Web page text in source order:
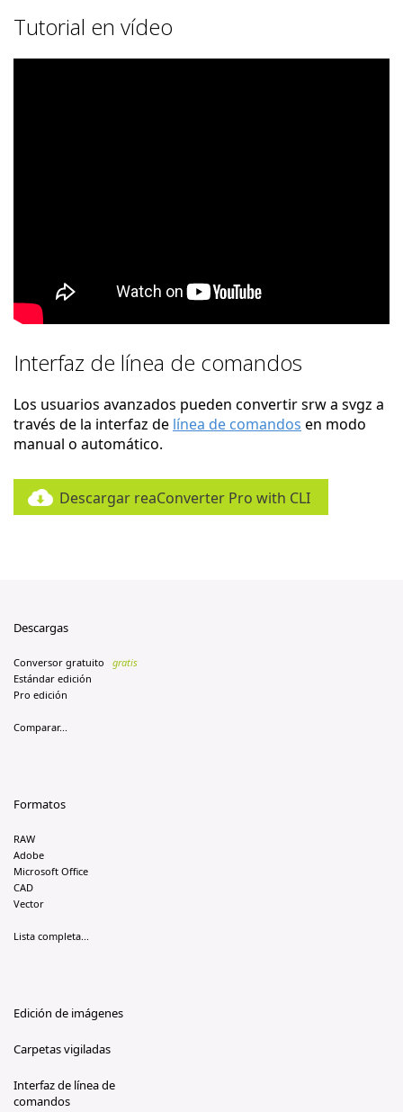
Tutorial en vídeo
Interfaz de línea de comandos
Los usuarios avanzados pueden convertir srw a svgz a
través de la interfaz de línea de comandos en modo
manual o automático.
Descargar reaConverter Pro with CLI
Descargas
Conversor gratuito
gratis
Estándar edición
Pro edición
Comparar...
Formatos
RAW
Adobe
Microsoft Office
CAD
Vector
Lista completa...
Edición de imágenes
Carpetas vigiladas
Interfaz de línea de
comandos